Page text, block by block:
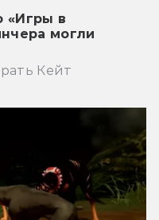
«Игры в
могли
Кейт